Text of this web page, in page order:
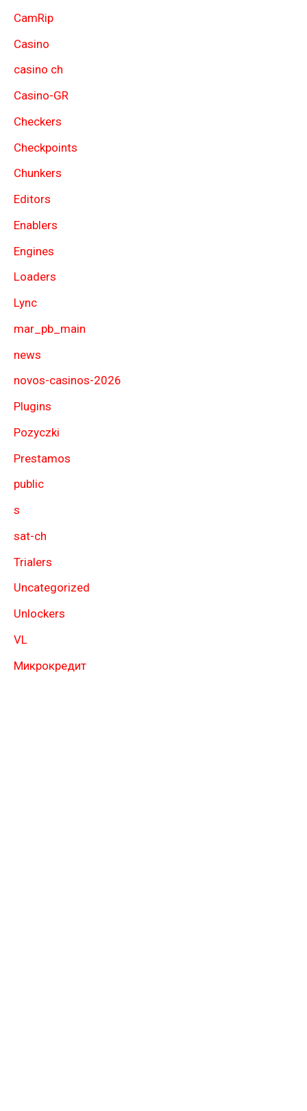
CamRip
Casino
casino ch
Casino-GR
Checkers
Checkpoints
Chunkers
Editors
Enablers
Engines
Loaders
Lync
mar_pb_main
news
novos-casinos-2026
Plugins
Pozyczki
Prestamos
public
s
sat-ch
Trialers
Uncategorized
Unlockers
VL
Микрокредит